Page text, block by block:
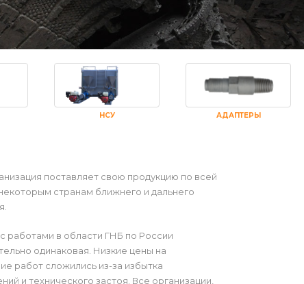
НСУ АДАПТЕРЫ
поставляет свою продукцию по всей
странам ближнего и дальнего
работами в области ГНБ по России
одинаковая. Низкие цены на
работ сложились из-за избытка
и технического застоя. Все организации,